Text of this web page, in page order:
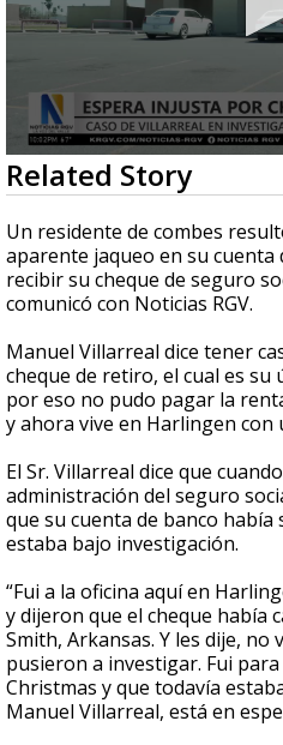
0
seconds
of
2
minutes,
50
seconds
Related Story
Un residente de combes
aparente jaqueo en su cuenta
recibir su cheque de seguro
comunicó con Noticias RGV.
Manuel Villarreal dice tener
cheque de retiro, el cual es
por eso no pudo pagar la
y ahora vive en Harlingen con
El Sr. Villarreal dice que
administración del seguro
que su cuenta de banco había
estaba bajo investigación.
“Fui a la oficina aquí en
y dijeron que el cheque había
Smith, Arkansas. Y les dije, no
pusieron a investigar. Fui
Christmas y que todavía
Manuel Villarreal, está en